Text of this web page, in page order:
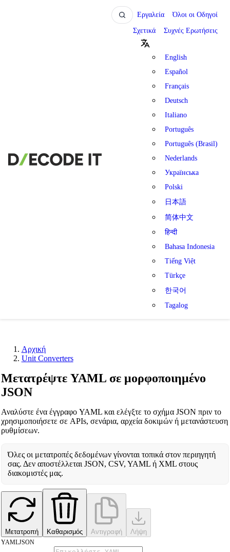
Εργαλεία Όλοι οι Οδηγοί
Σχετικά Συχνές Ερωτήσεις
English
Español
Français
Deutsch
Italiano
Português
Português (Brasil)
Nederlands
Українська
Polski
日本語
简体中文
हिन्दी
Bahasa Indonesia
Tiếng Việt
Türkçe
한국어
Tagalog
Αρχική
Unit Converters
Μετατρέψτε YAML σε μορφοποιημένο
JSON
Αναλύστε ένα έγγραφο YAML και ελέγξτε το σχήμα JSON πριν το
χρησιμοποιήσετε σε APIs, σενάρια, αρχεία δοκιμών ή μετανάστευση
ρυθμίσεων.
Όλες οι μετατροπές δεδομένων γίνονται τοπικά στον περιηγητή
σας. Δεν αποστέλλεται JSON, CSV, YAML ή XML στους
διακομιστές μας.
Μετατροπή Καθαρισμός Αντιγραφή Λήψη
YAMLJSON